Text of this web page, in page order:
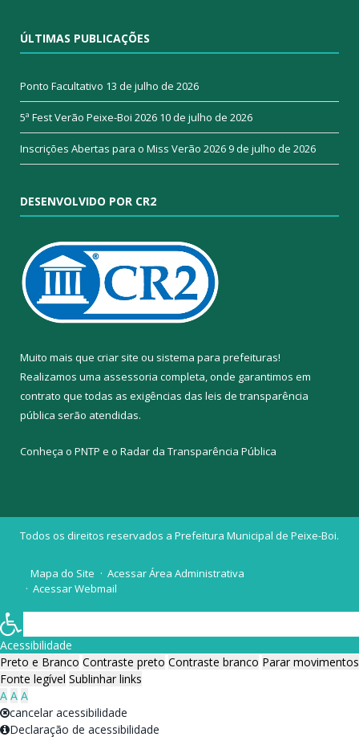
ÚLTIMAS PUBLICAÇÕES
Ponto Facultativo 13 de julho de 2026
5ª Fest Verão Peixe-Boi 2026 10 de julho de 2026
Inscrições Abertas para o Miss Verão 20269 de julho de 2026
DESENVOLVIDO POR CR2
Muito mais que criar site ou sistema para prefeituras!
Realizamos uma assessoria completa, onde garantimos em
contrato que todas as exigências das leis de transparência
pública serão atendidas.
Conheça o PNTP e o Radar da Transparência Pública
Todos os direitos reservados a Prefeitura Municipal de Peixe-Boi.
Mapa do Site
Acessar Área Administrativa
Acessar Webmail
Acessibilidade
Preto e Branco Contraste preto Contraste branco Parar movimentos
Fonte legível Sublinhar links
A A A
cancelar acessibilidade
Declaração de acessibilidade